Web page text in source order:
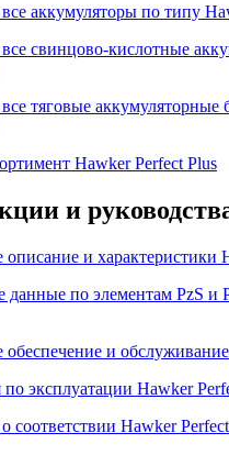
аккумуляторы по типу
свинцово-кислотные
тяговые аккумуляторные
Hawker Perfect Plus
и
описание и характеристики
данные по элементам PzS и
обеспечение и
эксплуатации Hawker
соответствии Hawker